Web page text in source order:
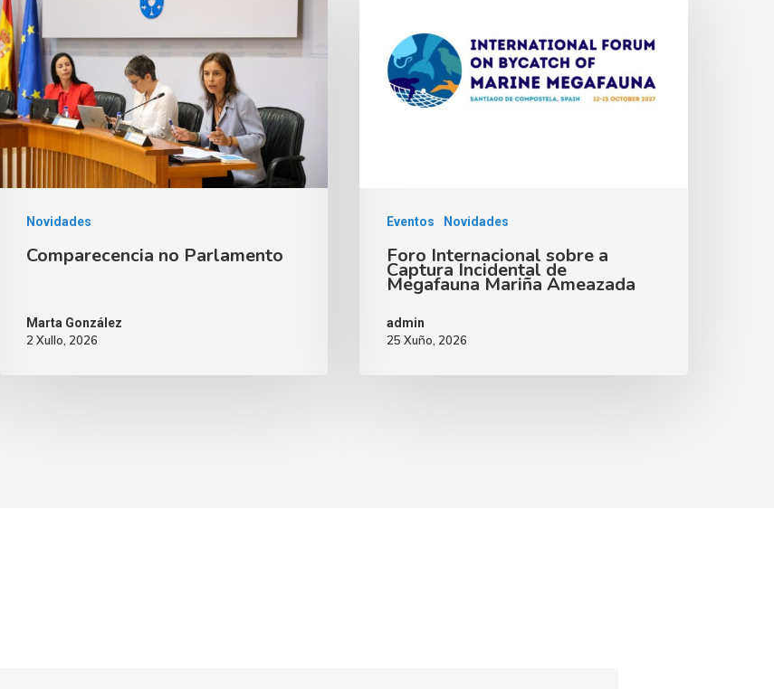
Novidades
Comparecencia no Parlamento
Marta González
2 Xullo, 2026
Eventos Novidades
Foro Internacional sobre a
Captura Incidental de
Megafauna Mariña Ameazada
admin
25 Xuño, 2026